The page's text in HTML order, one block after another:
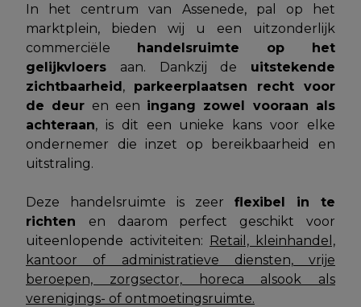
In het centrum van Assenede, pal op het
marktplein, bieden wij u een uitzonderlijk
commerciële handelsruimte op het
gelijkvloers aan. Dankzij de uitstekende
zichtbaarheid, parkeerplaatsen recht voor
de deur en een ingang zowel vooraan als
achteraan, is dit een unieke kans voor elke
ondernemer die inzet op bereikbaarheid en
uitstraling.
Deze handelsruimte is zeer flexibel in te
richten en daarom perfect geschikt voor
uiteenlopende activiteiten: Retail, kleinhandel,
kantoor of administratieve diensten, vrije
beroepen, zorgsector, horeca alsook als
verenigings- of ontmoetingsruimte.